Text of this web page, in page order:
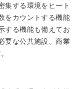
集する環境をヒート
をカウントする機能
する機能も備えてお
要な公共施設、商業